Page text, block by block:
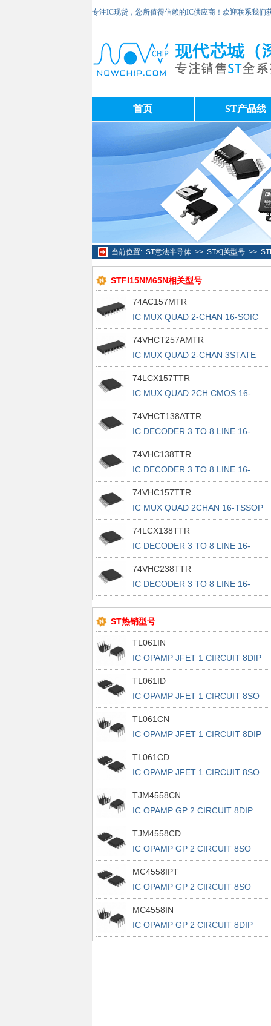
专注IC现货，您所值得信赖的IC供应商！欢迎联系我们
首页 ST产品线
当前位置: ST意法半导体>> ST相关型号>>
STFI15NM65N相关型号
74AC157MTR
IC MUX QUAD 2-CHAN 16-SOIC
74VHCT257AMTR
IC MUX QUAD 2-CHAN 3STATE
16SOIC
74LCX157TTR
IC MUX QUAD 2CH CMOS 16-
TSSOP
74VHCT138ATTR
IC DECODER 3 TO 8 LINE 16-
TSSOP
74VHC138TTR
IC DECODER 3 TO 8 LINE 16-
TSSOP
74VHC157TTR
IC MUX QUAD 2CHAN 16-TSSOP
74LCX138TTR
IC DECODER 3 TO 8 LINE 16-
TSSOP
74VHC238TTR
IC DECODER 3 TO 8 LINE 16-
TSSOP
ST热销型号
TL061IN
IC OPAMP JFET 1 CIRCUIT 8DIP
TL061ID
IC OPAMP JFET 1 CIRCUIT 8SO
TL061CN
IC OPAMP JFET 1 CIRCUIT 8DIP
TL061CD
IC OPAMP JFET 1 CIRCUIT 8SO
TJM4558CN
IC OPAMP GP 2 CIRCUIT 8DIP
TJM4558CD
IC OPAMP GP 2 CIRCUIT 8SO
MC4558IPT
IC OPAMP GP 2 CIRCUIT 8SO
MC4558IN
IC OPAMP GP 2 CIRCUIT 8DIP